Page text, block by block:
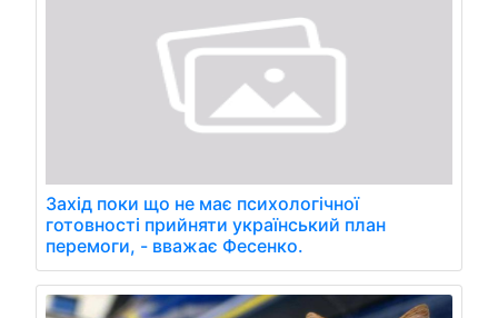
Захід поки що не має психологічної
готовності прийняти український план
перемоги, - вважає Фесенко.